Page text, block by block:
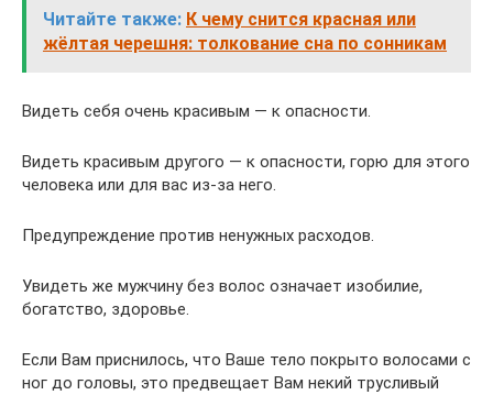
Читайте также: К чему снится красная или
жёлтая черешня: толкование сна по сонникам
Видеть себя очень красивым — к опасности.
Видеть красивым другого — к опасности, горю для этого
человека или для вас из-за него.
Предупреждение против ненужных расходов.
Увидеть же мужчину без волос означает изобилие,
богатство, здоровье.
Если Вам приснилось, что Ваше тело покрыто волосами с
ног до головы, это предвещает Вам некий трусливый